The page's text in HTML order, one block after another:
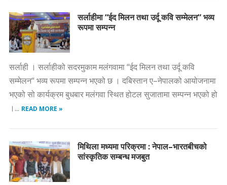
सर्लाहीमा “ईद मिलन तथा उर्दू कवि सम्मेलन“ भव्य
रूपमा सम्पन्न
सर्लाही । सर्लाहीको सदरमुकाम मलंगवामा “ईद मिलन तथा उर्दू कवि
सम्मेलन“ भव्य रूपमा सम्पन्न भएको छ । दबिस्तान ए–नेपालको आयोजनामा
भएको सो कार्यक्रम बुधबार मलंगवा स्थित होटल सुजातामा सम्पन्न भएको हो
।... READ MORE »
मिथिला मध्यमा परिक्रमा : नेपाल–भारतबीचको
सांस्कृतिक सम्बन्ध मजबुत